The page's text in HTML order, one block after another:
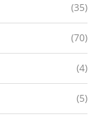
(35)
(70)
(4)
(5)